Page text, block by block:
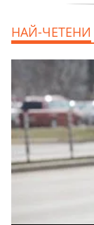
НАЙ-ЧЕТЕНИ